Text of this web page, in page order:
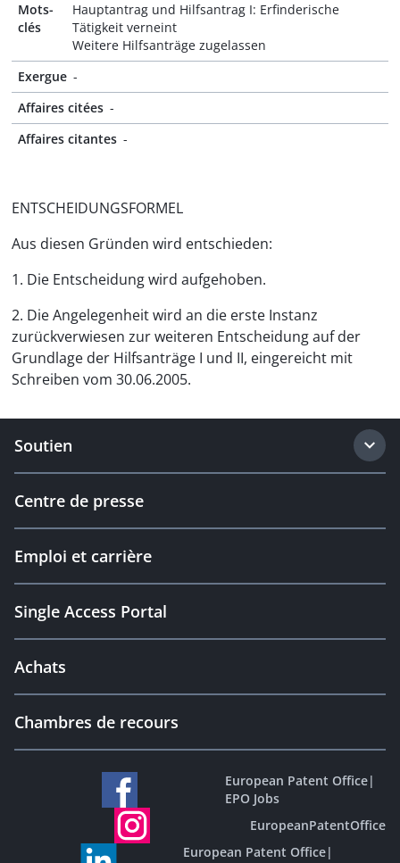
Mots-
clés
Hauptantrag und Hilfsantrag I: Erfinderische
Tätigkeit verneint
Weitere Hilfsanträge zugelassen
Exergue -
Affaires citées -
Affaires citantes -
ENTSCHEIDUNGSFORMEL
Aus diesen Gründen wird entschieden:
1. Die Entscheidung wird aufgehoben.
2. Die Angelegenheit wird an die erste Instanz
zurückverwiesen zur weiteren Entscheidung auf der
Grundlage der Hilfsanträge I und II, eingereicht mit
Schreiben vom 30.06.2005.
Soutien
Centre de presse
Emploi et carrière
Single Access Portal
Achats
Chambres de recours
European Patent Office|
EPO Jobs
EuropeanPatentOffice
European Patent Office|